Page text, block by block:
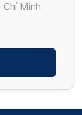
Minh